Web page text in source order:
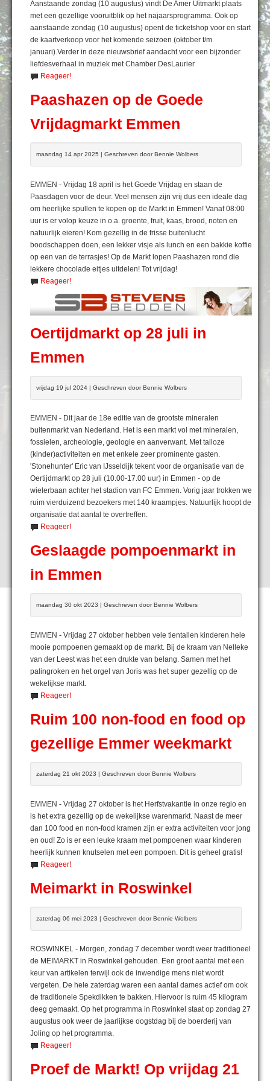
Aanstaande zondag (10 augustus) vindt De Amer Uitmarkt plaats
met een gezellige vooruitblik op het najaarsprogramma. Ook op
aanstaande zondag (10 augustus) opent de ticketshop voor en start
de kaartverkoop voor het komende seizoen (oktober t/m
januari).Verder in deze nieuwsbrief aandacht voor een bijzonder
liefdesverhaal in muziek met Chamber DesLaurier
Reageer!
Paashazen op de Goede
Vrijdagmarkt Emmen
maandag 14 apr 2025 | Geschreven door Bennie Wolbers
EMMEN - Vrijdag 18 april is het Goede Vrijdag en staan de
Paasdagen voor de deur. Veel mensen zijn vrij dus een ideale dag
om heerlijke spullen te kopen op de Markt in Emmen! Vanaf 08:00
uur is er volop keuze in o.a. groente, fruit, kaas, brood, noten en
natuurlijk eieren! Kom gezellig in de frisse buitenlucht
boodschappen doen, een lekker visje als lunch en een bakkie koffie
op een van de terrasjes! Op de Markt lopen Paashazen rond die
lekkere chocolade eitjes uitdelen! Tot vrijdag!
Reageer!
Oertijdmarkt op 28 juli in
Emmen
vrijdag 19 jul 2024 | Geschreven door Bennie Wolbers
EMMEN - Dit jaar de 18e editie van de grootste mineralen
buitenmarkt van Nederland. Het is een markt vol met mineralen,
fossielen, archeologie, geologie en aanverwant. Met talloze
(kinder)activiteiten en met enkele zeer prominente gasten.
'Stonehunter' Eric van IJsseldijk tekent voor de organisatie van de
Oertijdmarkt op 28 juli (10.00-17.00 uur) in Emmen - op de
wielerbaan achter het stadion van FC Emmen. Vorig jaar trokken we
ruim vierduizend bezoekers met 140 kraampjes. Natuurlijk hoopt de
organisatie dat aantal te overtreffen.
Reageer!
Geslaagde pompoenmarkt in
in Emmen
maandag 30 okt 2023 | Geschreven door Bennie Wolbers
EMMEN - Vrijdag 27 oktober hebben vele tientallen kinderen hele
mooie pompoenen gemaakt op de markt. Bij de kraam van Nelleke
van der Leest was het een drukte van belang. Samen met het
palingroken en het orgel van Joris was het super gezellig op de
wekelijkse markt.
Reageer!
Ruim 100 non-food en food op
gezellige Emmer weekmarkt
zaterdag 21 okt 2023 | Geschreven door Bennie Wolbers
EMMEN - Vrijdag 27 oktober is het Herfstvakantie in onze regio en
is het extra gezellig op de wekelijkse warenmarkt. Naast de meer
dan 100 food en non-food kramen zijn er extra activiteiten voor jong
en oud! Zo is er een leuke kraam met pompoenen waar kinderen
heerlijk kunnen knutselen met een pompoen. Dit is geheel gratis!
Reageer!
Meimarkt in Roswinkel
zaterdag 06 mei 2023 | Geschreven door Bennie Wolbers
ROSWINKEL - Morgen, zondag 7 december wordt weer traditioneel
de MEIMARKT in Roswinkel gehouden. Een groot aantal met een
keur van artikelen terwijl ook de inwendige mens niet wordt
vergeten. De hele zaterdag waren een aantal dames actief om ook
de traditionele Spekdikken te bakken. Hiervoor is ruim 45 kilogram
deeg gemaakt. Op het programma in Roswinkel staat op zondag 27
augustus ook weer de jaarlijkse oogstdag bij de boerderij van
Joling op het programma.
Reageer!
Proef de Markt! Op vrijdag 21